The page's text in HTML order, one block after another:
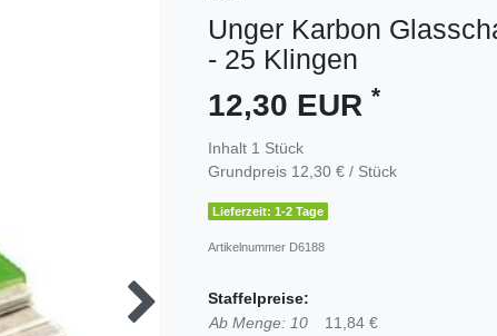
Unger Karbon
- 25 Klingen
12,30 EUR *
Inhalt 1 Stück
Grundpreis 12,30 € / Stück
Lieferzeit: 1-2 Tage
Artikelnummer D6188
Staffelpreise:
Ab Menge: 10
11,84 €